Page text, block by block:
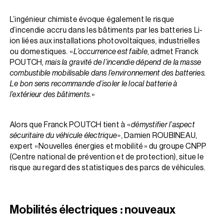
L’ingénieur chimiste évoque également le risque
d’incendie accru dans les bâtiments par les batteries Li-
ion liées aux installations photovoltaïques, industrielles
ou domestiques. «L’occurrence est faible, admet Franck
POUTCH, mais la gravité de l’incendie dépend de la masse
combustible mobilisable dans l’environnement des batteries.
Le bon sens recommande d’isoler le local batterie à
l’extérieur des bâtiments. »
Alors que Franck POUTCH tient à «démystifier l’aspect
sécuritaire du véhicule électrique», Damien ROUBINEAU,
expert « Nouvelles énergies et mobilité » du groupe CNPP
(Centre national de prévention et de protection), situe le
risque au regard des statistiques des parcs de véhicules.
Mobilités électriques : nouveaux